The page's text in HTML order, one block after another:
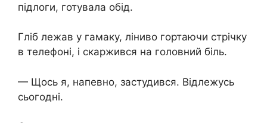
підлоги, готувала обід.
Гліб лежав у гамаку, ліниво гортаючи стрічку
в телефоні, і скаржився на головний біль.
— Щось я, напевно, застудився. Відлежусь
сьогодні.